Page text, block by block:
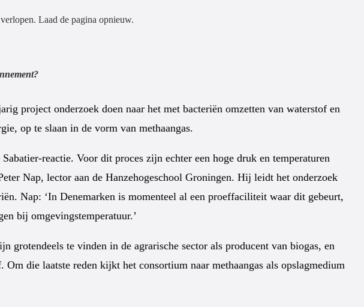
Laad de pagina opnieuw.
project onderzoek doen naar het met bacteriën omzetten van waterstof en
op te slaan in de vorm van methaangas.
reactie. Voor dit proces zijn echter een hoge druk en temperaturen
Nap, lector aan de Hanzehogeschool Groningen. Hij leidt het onderzoek
Nap: ‘In Denemarken is momenteel al een proeffaciliteit waar dit gebeurt,
bij omgevingstemperatuur.’
grotendeels te vinden in de agrarische sector als producent van biogas, en
die laatste reden kijkt het consortium naar methaangas als opslagmedium